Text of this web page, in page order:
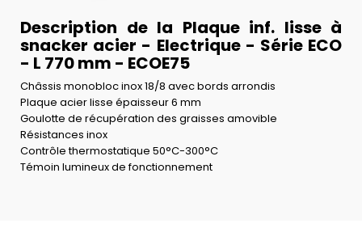
Description de la Plaque inf. lisse à
snacker acier - Electrique - Série ECO
- L 770 mm - ECOE75
Châssis monobloc inox 18/8 avec bords arrondis
Plaque acier lisse épaisseur 6 mm
Goulotte de récupération des graisses amovible
Résistances inox
Contrôle thermostatique 50°C-300°C
Témoin lumineux de fonctionnement